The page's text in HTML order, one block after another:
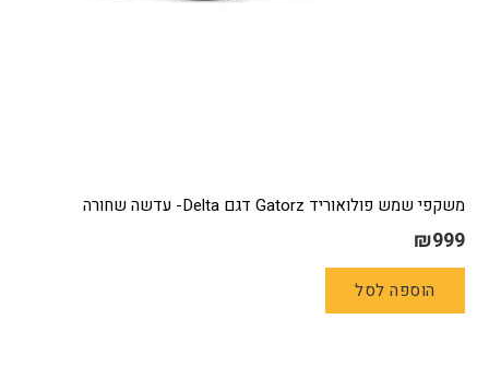
משקפי שמש פולואוריד Gatorz דגם Delta- עדשה שחורה
₪999
הוספה לסל